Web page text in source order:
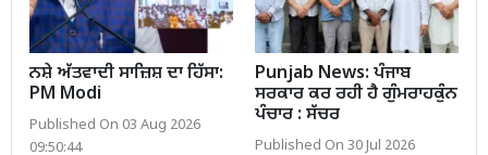
ਨਸ਼ੇ ਅੱਤਵਾਦੀ ਸਾਜ਼ਿਸ਼ ਦਾ ਹਿੱਸਾ:
PM Modi
Published On 03 Aug 2026
09:50:44
Punjab News: ਪੰਜਾਬ
ਸਰਕਾਰ ਕਰ ਰਹੀ ਹੈ ਗੁੰਮਰਾਹਕੁੰਨ
ਪੰਚਾਰ : ਸੱਚਰ
Published On 30 Jul 2026